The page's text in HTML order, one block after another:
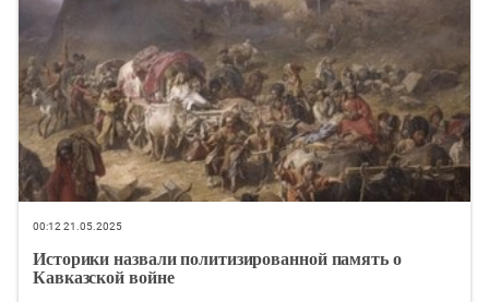
00:12 21.05.2025
Историки назвали политизированной память о
Кавказской войне